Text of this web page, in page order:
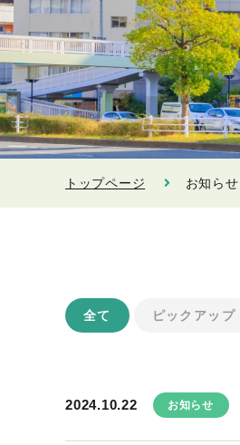
トップページ お知らせ
全て ピックアップ
2024.10.22 お知らせ